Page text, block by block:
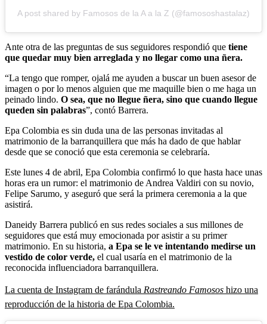
A post shared by Famosos de la A a la Z (@famososhastalaz)
Ante otra de las preguntas de sus seguidores respondió que tiene
que quedar muy bien arreglada y no llegar como una ñera.
“La tengo que romper, ojalá me ayuden a buscar un buen asesor de
imagen o por lo menos alguien que me maquille bien o me haga un
peinado lindo. O sea, que no llegue ñera, sino que cuando llegue
queden sin palabras”, contó Barrera.
Epa Colombia es sin duda una de las personas invitadas al
matrimonio de la barranquillera que más ha dado de que hablar
desde que se conoció que esta ceremonia se celebraría.
Este lunes 4 de abril, Epa Colombia confirmó lo que hasta hace unas
horas era un rumor: el matrimonio de Andrea Valdiri con su novio,
Felipe Sarumo, y aseguró que será la primera ceremonia a la que
asistirá.
Daneidy Barrera publicó en sus redes sociales a sus millones de
seguidores que está muy emocionada por asistir a su primer
matrimonio. En su historia, a Epa se le ve intentando medirse un
vestido de color verde, el cual usaría en el matrimonio de la
reconocida influenciadora barranquillera.
La cuenta de Instagram de farándula Rastreando Famosos hizo una
reproducción de la historia de Epa Colombia.